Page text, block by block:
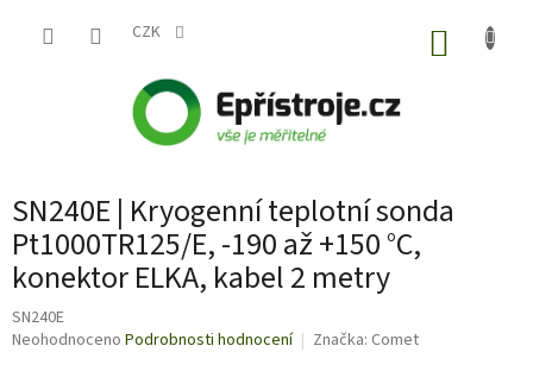
CZK
SN240E | Kryogenní teplotní sonda
Pt1000TR125/E, -190 až +150 °C,
konektor ELKA, kabel 2 metry
SN240E
Průměrné
Neohodnoceno Podrobnosti hodnocení Značka: Comet